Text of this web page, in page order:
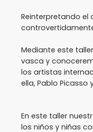
Reinterpretando el
Mediante este
vasca y
los artistas
ella, Pablo Picasso
En este taller
los niños y niñas